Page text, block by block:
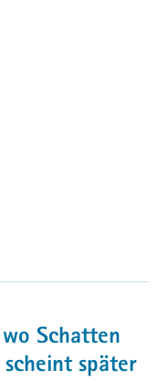
wo Schatten
scheint später